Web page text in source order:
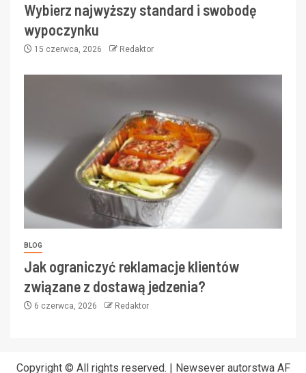
Wybierz najwyższy standard i swobodę
wypoczynku
15 czerwca, 2026 Redaktor
BLOG
Jak ograniczyć reklamacje klientów
związane z dostawą jedzenia?
6 czerwca, 2026 Redaktor
Copyright © All rights reserved. Newseverautorstwa AF